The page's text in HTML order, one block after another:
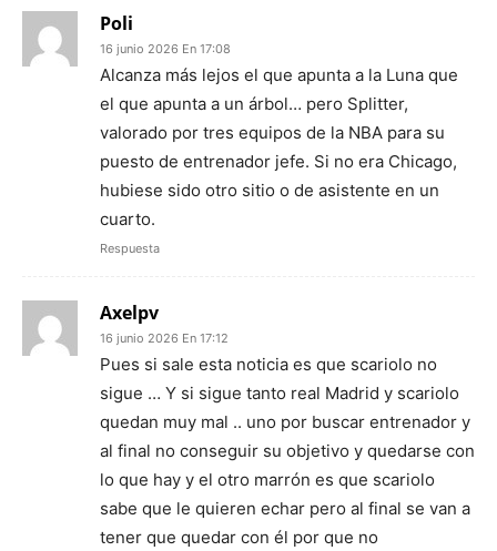
Poli
16 junio 2026 En 17:08
Alcanza más lejos el que apunta a la Luna que
el que apunta a un árbol… pero Splitter,
valorado por tres equipos de la NBA para su
puesto de entrenador jefe. Si no era Chicago,
hubiese sido otro sitio o de asistente en un
cuarto.
Respuesta
Axelpv
16 junio 2026 En 17:12
Pues si sale esta noticia es que scariolo no
sigue … Y si sigue tanto real Madrid y scariolo
quedan muy mal .. uno por buscar entrenador y
al final no conseguir su objetivo y quedarse con
lo que hay y el otro marrón es que scariolo
sabe que le quieren echar pero al final se van a
tener que quedar con él por que no